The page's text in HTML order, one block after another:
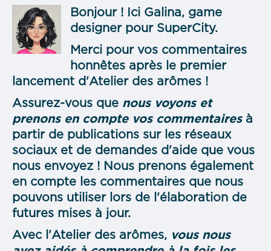
Bonjour ! Ici Galina, game
designer pour SuperCity.
Merci pour vos commentaires
honnêtes après le premier
lancement d'Atelier des arômes !
Assurez-vous que nous voyons et
prenons en compte vos commentairesà
partir de publications sur les réseaux
sociaux et de demandes d'aide que vous
nous envoyez ! Nous prenons également
en compte les commentaires que nous
pouvons utiliser lors de l'élaboration de
futures mises à jour.
Avec l'Atelier des arômes, vous nous